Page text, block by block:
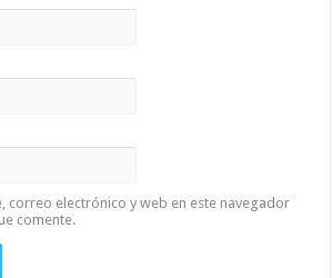
correo electrónico y web en este navegador
comente.